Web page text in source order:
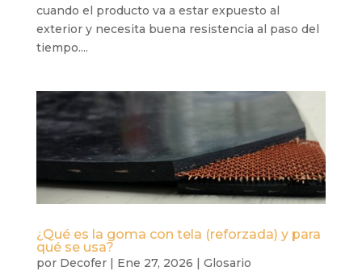
cuando el producto va a estar expuesto al
exterior y necesita buena resistencia al paso del
tiempo....
¿Qué es la goma con tela (reforzada) y para
qué se usa?
por Decofer| Ene 27, 2026 | Glosario